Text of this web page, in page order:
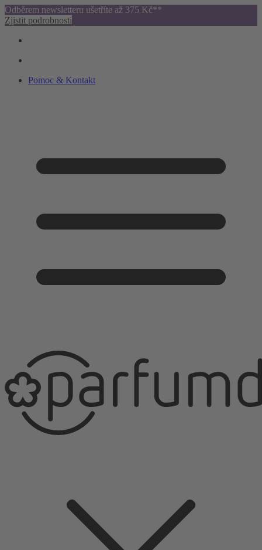
Odběrem newsletteru ušetříte až 375 Kč**
Zjistit podrobnosti
Pomoc & Kontakt